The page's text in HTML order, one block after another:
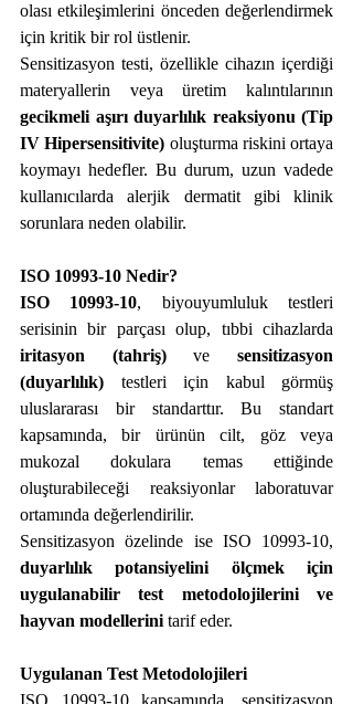
olası etkileşimlerini önceden değerlendirmek
için kritik bir rol üstlenir.
Sensitizasyon testi, özellikle cihazın içerdiği
gecikmeli aşırı duyarlılık reaksiyonu (Tip
IV Hipersensitivite) oluşturma riskini ortaya
koymayı hedefler. Bu durum, uzun vadede
kullanıcılarda alerjik dermatit gibi klinik
sorunlara neden olabilir.
ISO 10993-10 Nedir?
ISO 10993-10, biyouyumluluk testleri
iritasyon (tahriş) ve sensitizasyon
(duyarlılık) testleri için kabul görmüş
uluslararası bir standarttır. Bu standart
kapsamında, bir ürünün cilt, göz veya
mukozal dokulara temas ettiğinde
oluşturabileceği reaksiyonlar laboratuvar
ortamında değerlendirilir.
duyarlılık potansiyelini ölçmek için
uygulanabilir test metodolojilerini ve
hayvan modellerini tarif eder.
Uygulanan Test Metodolojileri
ISO 10993-10 kapsamında, sensitizasyon